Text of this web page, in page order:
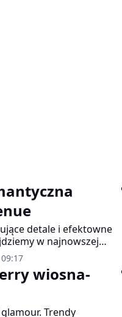
detale i efektowne
w najnowszej
sygnowanej
i lekka kolekcja
je do wielu
wiosna-
Trendy